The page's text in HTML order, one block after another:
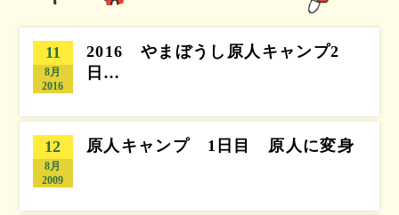
11
8月
2016
2016 やまぼうし原人キャンプ2
日…
12
8月
2009
原人キャンプ 1日目 原人に変身